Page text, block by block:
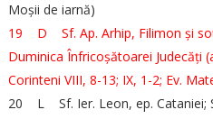
Moșii de iarnă)
19 D Sf. Ap. Arhip, Filimon și
Duminica Înfricoșătoarei Judecăți
Corinteni VIII, 8-13; IX, 1-2; Ev.
20 L Sf. Ier. Leon, ep. Cataniei;